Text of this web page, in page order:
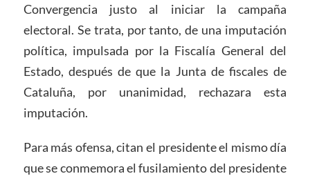
Convergencia justo al iniciar la campaña
electoral. Se trata, por tanto, de una imputación
política, impulsada por la Fiscalía General del
Estado, después de que la Junta de fiscales de
Cataluña, por unanimidad, rechazara esta
imputación.
Para más ofensa, citan el presidente el mismo día
que se conmemora el fusilamiento del presidente